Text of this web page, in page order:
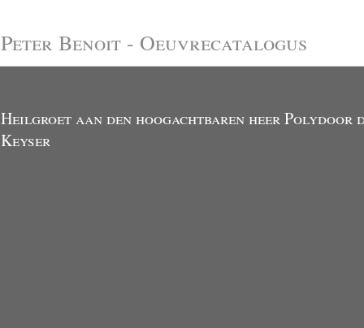
Peter Benoit - Oeuvrecatalogus
Heilgroet aan den hoogachtbaren heer Polydoor
Keyser